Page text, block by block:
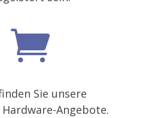
Sie unsere
Angebote.